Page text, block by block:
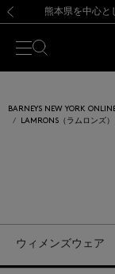
熊本県を中心と
【開催中
BARNEYS NEW YORK
LAMRONS（ラムロンズ）
ウィメンズウェア